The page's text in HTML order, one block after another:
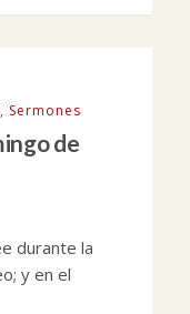
, Sermones
de
durante la
y en el